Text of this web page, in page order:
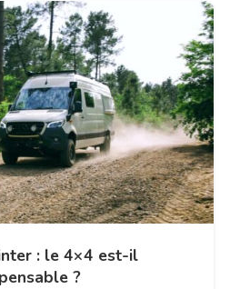
: le 4×4 est-il
?